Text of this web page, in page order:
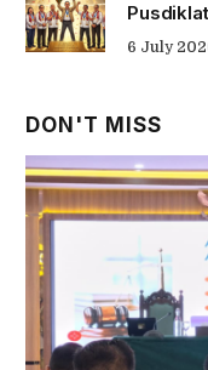
6 July
DON'T MISS